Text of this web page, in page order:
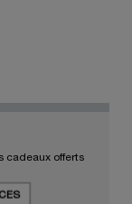
cadeaux offerts